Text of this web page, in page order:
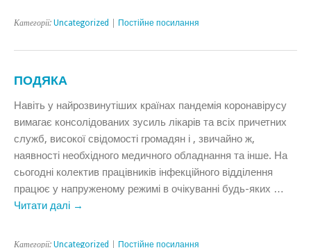
Категорії: Uncategorized Постійне посилання
ПОДЯКА
Навіть у найрозвинутіших країнах пандемія коронавірусу
вимагає консолідованих зусиль лікарів та всіх причетних
служб, високої свідомості громадян і , звичайно ж,
наявності необхідного медичного обладнання та інше. На
сьогодні колектив працівників інфекційного відділення
працює у напруженому режимі в очікуванні будь-яких …
Читати далі →
Категорії: Uncategorized Постійне посилання